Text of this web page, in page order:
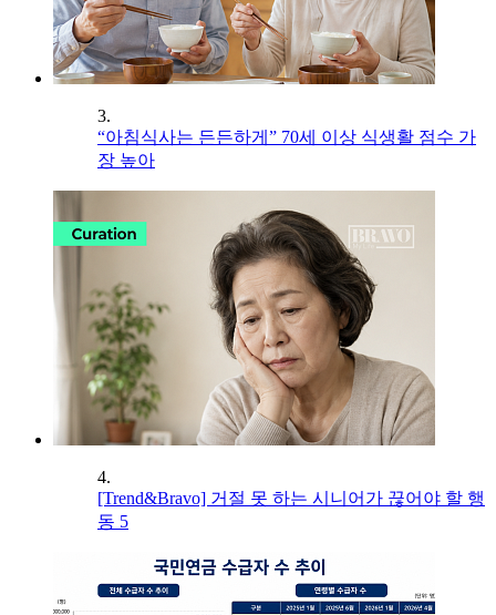
3.
“아침식사는 든든하게” 70세 이상 식생활 점수 가
장 높아
4.
[Trend&Bravo] 거절 못 하는 시니어가 끊어야 할 행
동 5